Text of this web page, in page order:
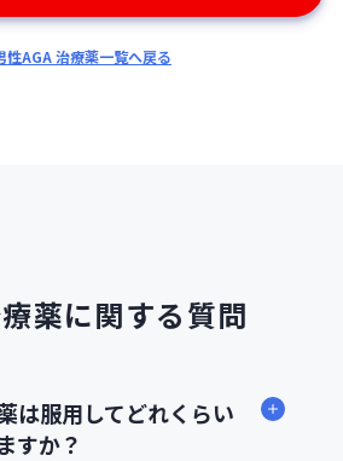
性AGA 治療薬一覧へ戻る
薬に関する質問
は服用してどれくらい
すか？